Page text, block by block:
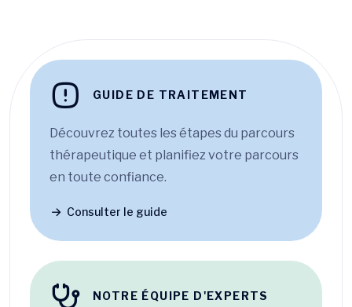
GUIDE DE TRAITEMENT
Découvrez toutes les étapes du parcours
thérapeutique et planifiez votre parcours
en toute confiance.
Consulter le guide
NOTRE ÉQUIPE D'EXPERTS